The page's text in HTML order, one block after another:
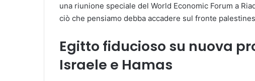
una riunione speciale del World Economic Forum a
ciò che pensiamo debba accadere sul fronte
Egitto fiducioso su nuova
Israele e Hamas